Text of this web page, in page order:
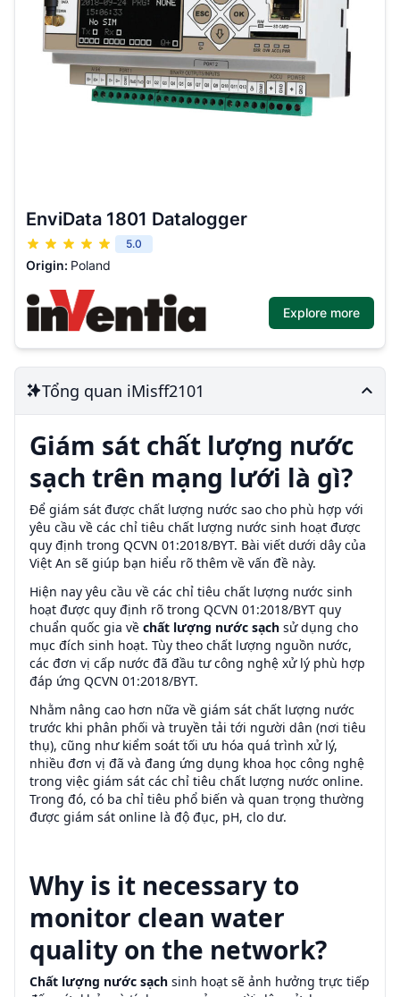
EnviData 1801 Datalogger
5.0
Origin: Poland
Explore more
Tổng quan iMisff2101
Giám sát chất lượng nước
sạch trên mạng lưới là gì?
Để giám sát được chất lượng nước sao cho phù hợp với
yêu cầu về các chỉ tiêu chất lượng nước sinh hoạt được
quy định trong QCVN 01:2018/BYT. Bài viết dưới dây của
Việt An sẽ giúp bạn hiểu rõ thêm về vấn đề này.
Hiện nay yêu cầu về các chỉ tiêu chất lượng nước sinh
hoạt được quy định rõ trong QCVN 01:2018/BYT quy
chuẩn quốc gia về chất lượng nước sạch sử dụng cho
mục đích sinh hoạt. Tùy theo chất lượng nguồn nước,
các đơn vị cấp nước đã đầu tư công nghệ xử lý phù hợp
đáp ứng QCVN 01:2018/BYT.
Nhằm nâng cao hơn nữa về giám sát chất lượng nước
trước khi phân phối và truyền tải tới người dân (nơi tiêu
thụ), cũng như kiểm soát tối ưu hóa quá trình xử lý,
nhiều đơn vị đã và đang ứng dụng khoa học công nghệ
trong việc giám sát các chỉ tiêu chất lượng nước online.
Trong đó, có ba chỉ tiêu phổ biến và quan trọng thường
được giám sát online là độ đục, pH, clo dư.
Why is it necessary to
monitor clean water
quality on the network?
Chất lượng nước sạch sinh hoạt sẽ ảnh hưởng trực tiếp